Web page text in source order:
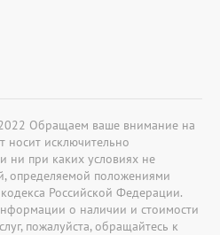
Обращаем ваше внимание на
носит исключительно
ни при каких условиях не
определяемой положениями
Российской Федерации.
о наличии и стоимости
пожалуйста, обращайтесь к